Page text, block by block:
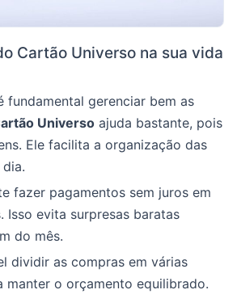
Cartão Universo na sua vida
fundamental gerenciar bem as
Universo ajuda bastante, pois
Ele facilita a organização das
fazer pagamentos sem juros em
Isso evita surpresas baratas
do mês.
dividir as compras em várias
manter o orçamento equilibrado.